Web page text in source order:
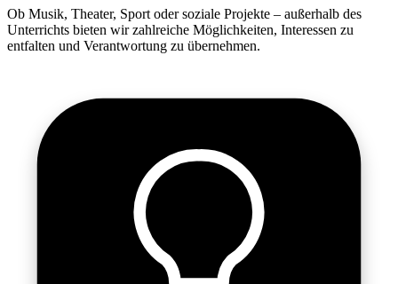
Ob Musik, Theater, Sport oder soziale Projekte – außerhalb des
Unterrichts bieten wir zahlreiche Möglichkeiten, Interessen zu
entfalten und Verantwortung zu übernehmen.